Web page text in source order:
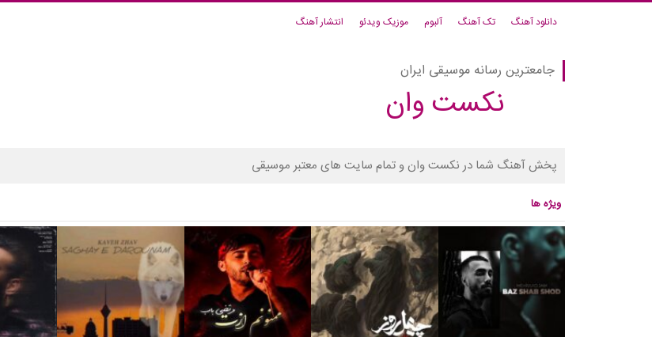
دانلود آهنگ تک آهنگ آلبوم موزیک ویدئو انتشار آهنگ
جامعترین رسانه موسیقی ایران
نکست وان
پخش آهنگ شما در نکست وان و تمام سایت های معتبر موسیقی
ویژه ها